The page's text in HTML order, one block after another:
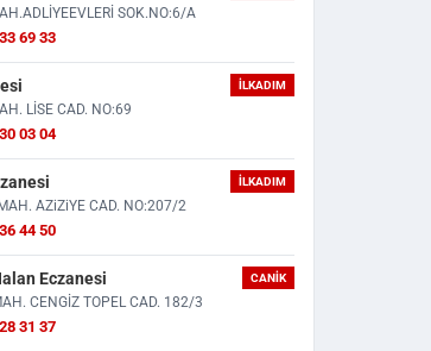
2 Saat Sonra
Yaşındak...
Taziye İçin Bir Araya
SOK.NO:6/A
69 33
İLKADIM
LİSE CAD. NO:69
03 04
İLKADIM
AZiZiYE CAD. NO:207/2
44 50
Eczanesi CANIK
CENGİZ TOPEL CAD. 182/3
31 37